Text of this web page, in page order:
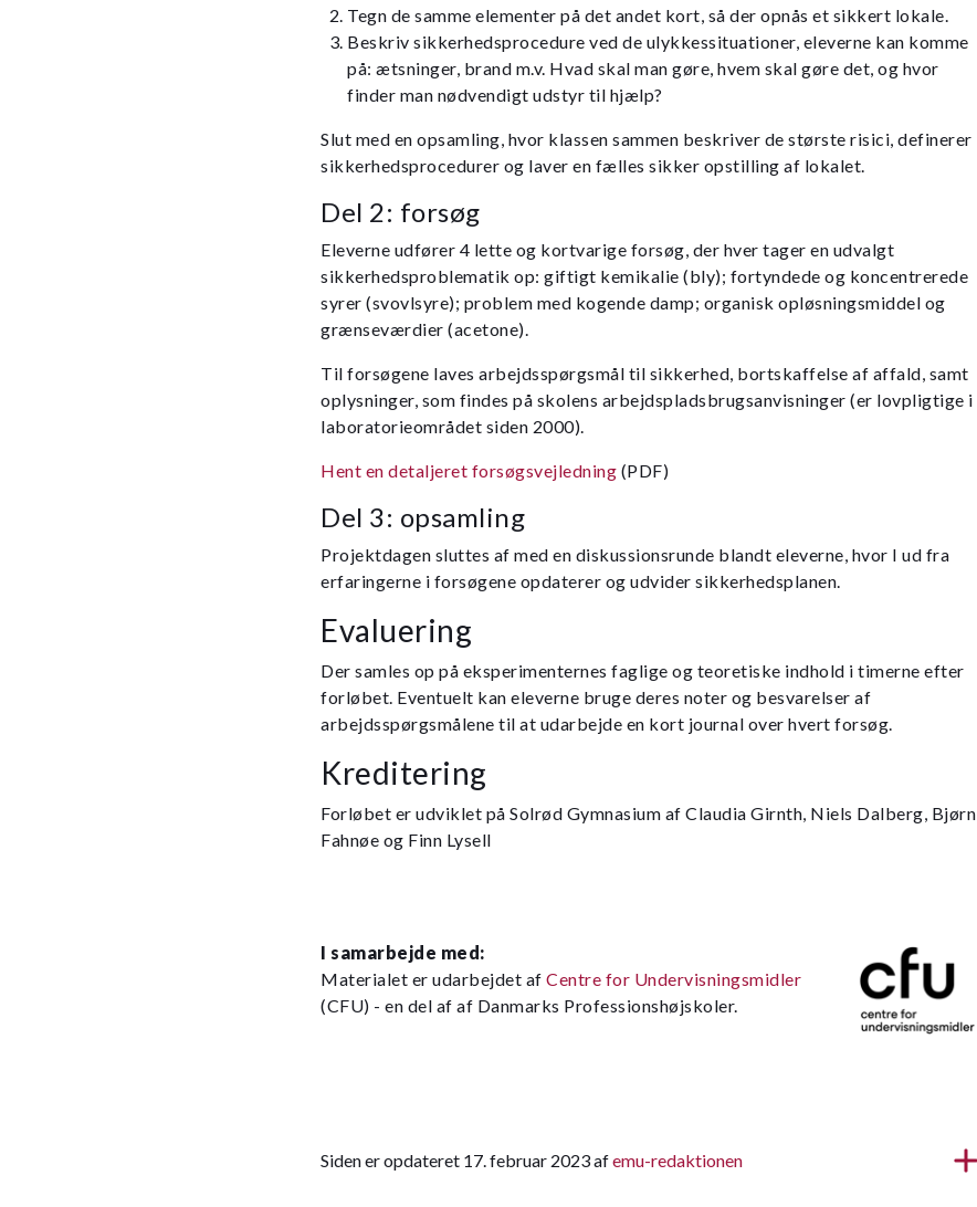
Tegn de samme elementer på det andet kort, så der opnås et sikkert lokale.
Beskriv sikkerhedsprocedure ved de ulykkessituationer, eleverne kan komme
på: ætsninger, brand m.v. Hvad skal man gøre, hvem skal gøre det, og hvor
finder man nødvendigt udstyr til hjælp?
Slut med en opsamling, hvor klassen sammen beskriver de største risici, definerer
sikkerhedsprocedurer og laver en fælles sikker opstilling af lokalet.
Del 2: forsøg
Eleverne udfører 4 lette og kortvarige forsøg, der hver tager en udvalgt
sikkerhedsproblematik op: giftigt kemikalie (bly); fortyndede og koncentrerede
syrer (svovlsyre); problem med kogende damp; organisk opløsningsmiddel og
grænseværdier (acetone).
Til forsøgene laves arbejdsspørgsmål til sikkerhed, bortskaffelse af affald, samt
oplysninger, som findes på skolens arbejdspladsbrugsanvisninger (er lovpligtige i
laboratorieområdet siden 2000).
Hent en detaljeret forsøgsvejledning (PDF)
Del 3: opsamling
Projektdagen sluttes af med en diskussionsrunde blandt eleverne, hvor I ud fra
erfaringerne i forsøgene opdaterer og udvider sikkerhedsplanen.
Evaluering
Der samles op på eksperimenternes faglige og teoretiske indhold i timerne efter
forløbet. Eventuelt kan eleverne bruge deres noter og besvarelser af
arbejdsspørgsmålene til at udarbejde en kort journal over hvert forsøg.
Kreditering
Forløbet er udviklet på Solrød Gymnasium af Claudia Girnth, Niels Dalberg, Bjørn
Fahnøe og Finn Lysell
I samarbejde med:
Materialet er udarbejdet af Centre for Undervisningsmidler
(CFU) - en del af af Danmarks Professionshøjskoler.
Siden er opdateret 17. februar 2023 afemu-redaktionen